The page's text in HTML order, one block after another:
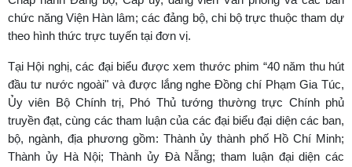
chức năng Viện Hàn lâm; các đảng bộ, chi bộ trực thuộc tham dự
theo hình thức trực tuyến tại đơn vị.
Tại Hội nghị, các đại biểu được xem thước phim “40 năm thu hút
đầu tư nước ngoài" và được lắng nghe Đồng chí Phạm Gia Túc,
Ủy viên Bộ Chính trị, Phó Thủ tướng thường trực Chính phủ
truyền đạt, cùng các tham luận của các đại biểu đại diện các ban,
bộ, ngành, địa phương gồm: Thành ủy thành phố Hồ Chí Minh;
Thành ủy Hà Nội; Thành ủy Đà Nẵng; tham luận đại diện các